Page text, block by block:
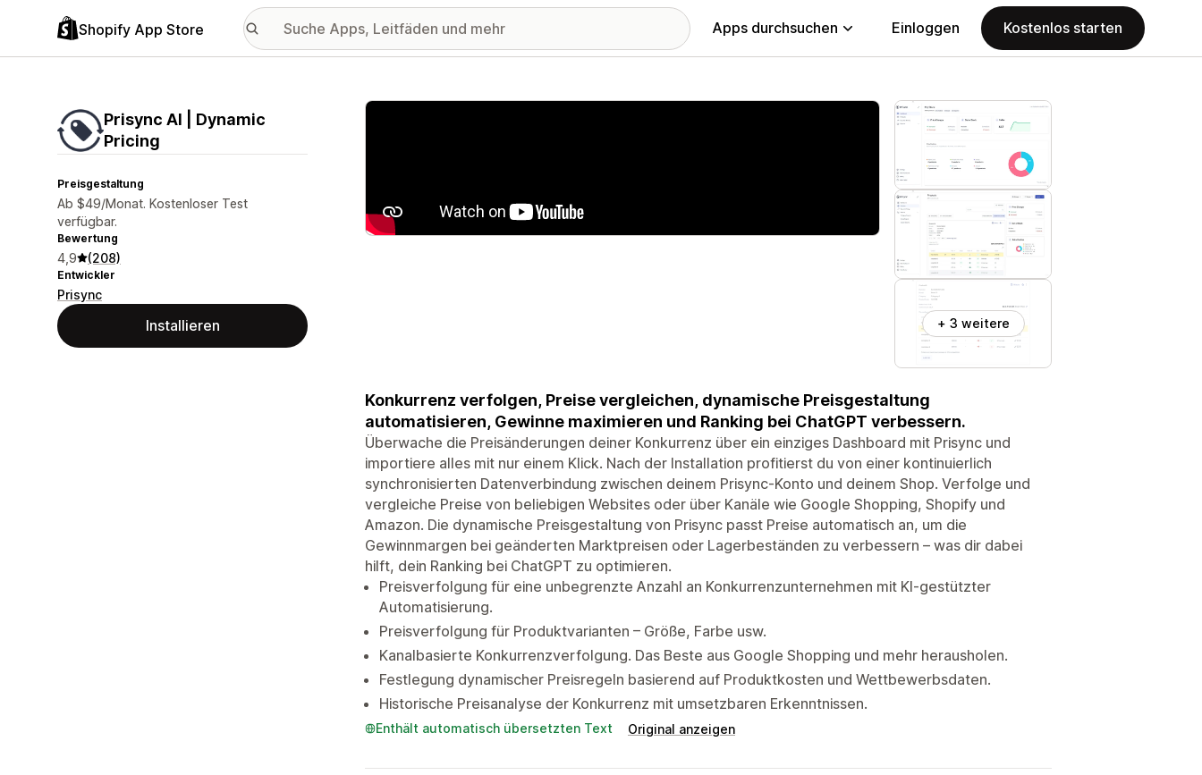
Shopify App Store Apps durchsuchen Einloggen Kostenlos starten
Prisync AI | Dynamic
Pricing
Preisgestaltung
Ab $49/Monat. Kostenloser Test
verfügbar.
Bewertung
4,9 (208)
Entwickler
Prisync
Installieren
Vorgestellte Bildergalerie
+ 3 weitere
Konkurrenz verfolgen, Preise vergleichen, dynamische Preisgestaltung
automatisieren, Gewinne maximieren und Ranking bei ChatGPT verbessern.
Überwache die Preisänderungen deiner Konkurrenz über ein einziges Dashboard mit Prisync und
importiere alles mit nur einem Klick. Nach der Installation profitierst du von einer kontinuierlich
synchronisierten Datenverbindung zwischen deinem Prisync-Konto und deinem Shop. Verfolge und
vergleiche Preise von beliebigen Websites oder über Kanäle wie Google Shopping, Shopify und
Amazon. Die dynamische Preisgestaltung von Prisync passt Preise automatisch an, um die
Gewinnmargen bei geänderten Marktpreisen oder Lagerbeständen zu verbessern – was dir dabei
hilft, dein Ranking bei ChatGPT zu optimieren.
Preisverfolgung für eine unbegrenzte Anzahl an Konkurrenzunternehmen mit KI-gestützter
Automatisierung.
Preisverfolgung für Produktvarianten – Größe, Farbe usw.
Kanalbasierte Konkurrenzverfolgung. Das Beste aus Google Shopping und mehr herausholen.
Festlegung dynamischer Preisregeln basierend auf Produktkosten und Wettbewerbsdaten.
Historische Preisanalyse der Konkurrenz mit umsetzbaren Erkenntnissen.
Enthält automatisch übersetzten Text Original anzeigen